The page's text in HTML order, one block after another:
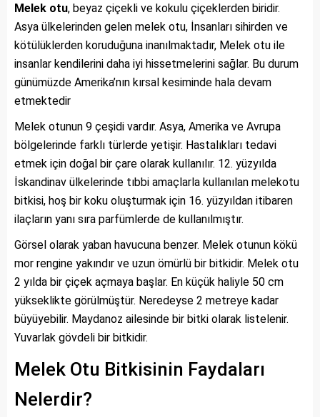
Melek otu, beyaz çiçekli ve kokulu çiçeklerden biridir.
Asya ülkelerinden gelen melek otu, İnsanları sihirden ve
kötülüklerden koruduğuna inanılmaktadır, Melek otu ile
insanlar kendilerini daha iyi hissetmelerini sağlar. Bu durum
günümüzde Amerika’nın kırsal kesiminde hala devam
etmektedir
Melek otunun 9 çeşidi vardır. Asya, Amerika ve Avrupa
bölgelerinde farklı türlerde yetişir. Hastalıkları tedavi
etmek için doğal bir çare olarak kullanılır. 12. yüzyılda
İskandinav ülkelerinde tıbbi amaçlarla kullanılan melekotu
bitkisi, hoş bir koku oluşturmak için 16. yüzyıldan itibaren
ilaçların yanı sıra parfümlerde de kullanılmıştır.
Görsel olarak yaban havucuna benzer. Melek otunun kökü
mor rengine yakındır ve uzun ömürlü bir bitkidir. Melek otu
2 yılda bir çiçek açmaya başlar. En küçük haliyle 50 cm
yükseklikte görülmüştür. Neredeyse 2 metreye kadar
büyüyebilir. Maydanoz ailesinde bir bitki olarak listelenir.
Yuvarlak gövdeli bir bitkidir.
Melek Otu Bitkisinin Faydaları
Nelerdir?